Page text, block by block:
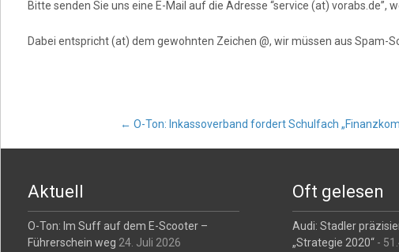
Bitte senden Sie uns eine E-Mail auf die Adresse “service (at) vorabs.de”,
Dabei entspricht (at) dem gewohnten Zeichen @, wir müssen aus Spam-
Post
navigation
← O-Ton: Inkassoverband fordert Schulfach
Aktuell
O-Ton: Im Suff auf dem E-Scooter –
Führerschein weg 24. Juli 2026
Oft gelesen
Audi: Stadler
„Strategie 2020“ -